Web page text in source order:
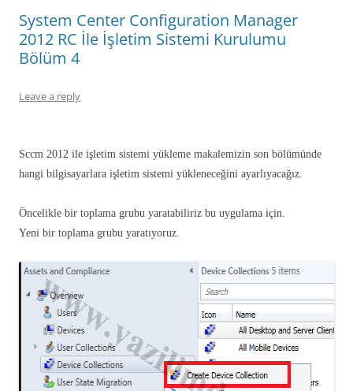
System Center Configuration Manager
2012 RC İle İşletim Sistemi Kurulumu
Bölüm 4
Leave a reply
Sccm 2012 ile işletim sistemi yükleme makalemizin son bölümünde
hangi bilgisayarlara işletim sistemi yükleneceğini ayarlıyacağız.
Öncelikle bir toplama grubu yaratabiliriz bu uygulama için.
Yeni bir toplama grubu yaratıyoruz.